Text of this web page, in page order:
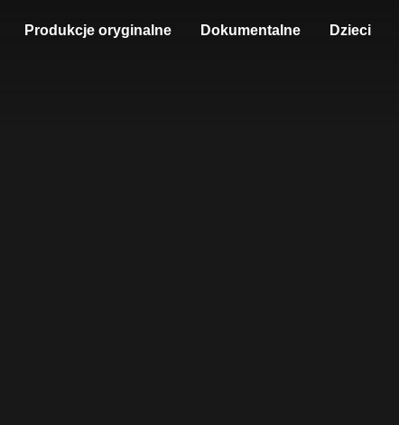
Produkcje oryginalne Dokumentalne Dzieci